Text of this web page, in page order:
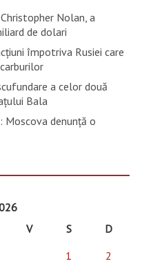
Nolan, a
de dolari
împotriva Rusiei care
a celor două
Bala
Moscova denunţă o
V S
D
1
2